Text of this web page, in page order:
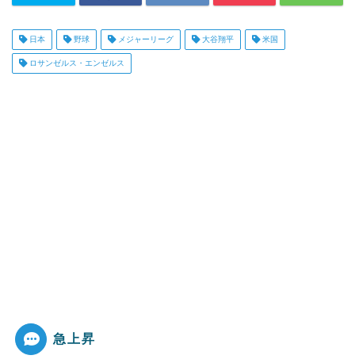
日本 野球 メジャーリーグ 大谷翔平 米国
ロサンゼルス・エンゼルス
急上昇